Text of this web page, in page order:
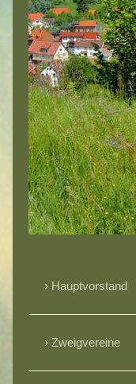
Hauptvorstand
Zweigvereine